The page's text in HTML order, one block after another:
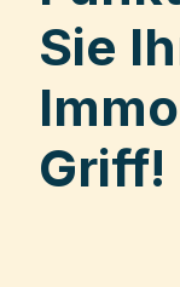
Sie
Griff!